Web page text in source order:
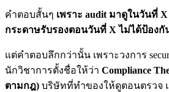
คำตอบสั้นๆ เพราะ audit มาดูในวันที่
กระดาษรับรองตอนวันที่ X ไม่ได้ป้องกั
แต่คำตอบลึกกว่านั้น เพราะวงการ
นักวิชาการตั้งชื่อให้ว่า Compliance
ตามกฎ) บริษัทที่ทำของให้ดูตอนตรวจ